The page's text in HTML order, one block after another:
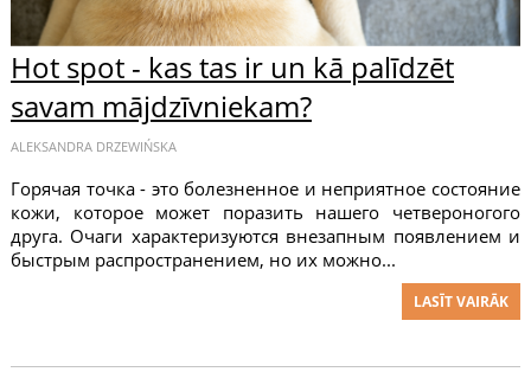
Hot spot - kas tas ir un kā palīdzēt
savam mājdzīvniekam?
ALEKSANDRA DRZEWIŃSKA
Горячая точка - это болезненное и неприятное состояние
кожи, которое может поразить нашего четвероногого
друга. Очаги характеризуются внезапным появлением и
быстрым распространением, но их можно...
LASĪT VAIRĀK